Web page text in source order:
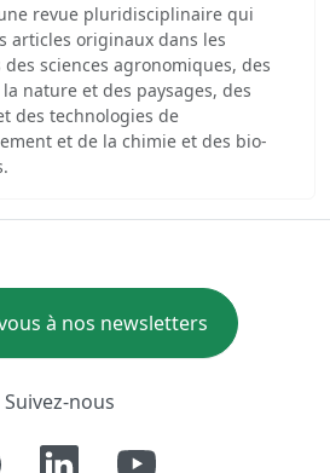
une revue pluridisciplinaire qui
articles originaux dans les
sciences agronomiques, des
nature et des paysages, des
des technologies de
et de la chimie et des bio-
à nos newsletters
Suivez-nous